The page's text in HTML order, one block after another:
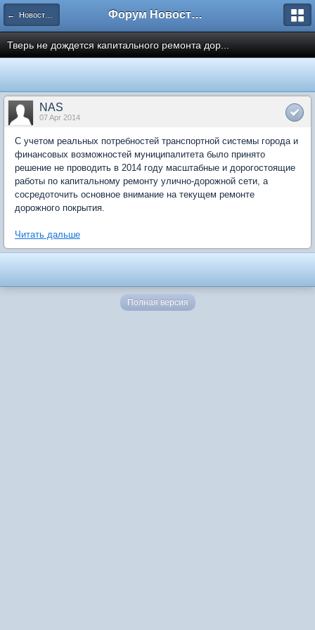
← Новости рынка недвижимости Форум Новостройки
Тверь не дождется капитального ремонта дор...
NAS
07 Apr 2014
С учетом реальных потребностей транспортной системы города и
финансовых возможностей муниципалитета было принято
решение не проводить в 2014 году масштабные и дорогостоящие
работы по капитальному ремонту улично-дорожной сети, а
сосредоточить основное внимание на текущем ремонте
дорожного покрытия.
Читать дальше
Полная версия